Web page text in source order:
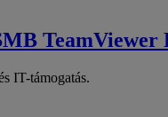
TeamViewer
IT-támogatás.